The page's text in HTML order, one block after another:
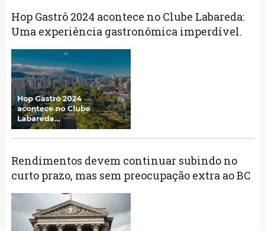
Hop Gastrô 2024 acontece no Clube Labareda:
Uma experiência gastronômica imperdível.
Rendimentos devem continuar subindo no
curto prazo, mas sem preocupação extra ao BC